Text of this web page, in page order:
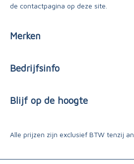
de contactpagina op deze site.
Merken
Bedrijfsinfo
Blijf op de hoogte
Alle prijzen zijn exclusief BTW tenzij